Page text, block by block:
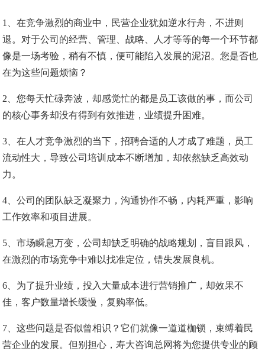
1、在竞争激烈的商业中，民营企业犹如逆水行舟，不进则
退。对于公司的经营、管理、战略、人才等等的每一个环节都
像是一场考验，稍有不慎，便可能陷入发展的泥沼。您是否也
在为这些问题烦恼？
2、您每天忙碌奔波，却感觉忙的都是员工该做的事，而公司
的核心事务却没有得到有效推进，业绩提升困难。
3、在人才竞争激烈的当下，招聘合适的人才成了难题，员工
流动性大，导致公司培训成本不断增加，却依然缺乏高效动
力。
4、公司的团队缺乏凝聚力，沟通协作不畅，内耗严重，影响
工作效率和项目进展。
5、市场瞬息万变，公司却缺乏明确的战略规划，盲目跟风，
在激烈的市场竞争中难以找准定位，错失发展良机。
6、为了提升业绩，投入大量成本进行营销推广，却效果不
佳，客户数量增长缓慢，复购率低。
7、这些问题是否似曾相识？它们就像一道道枷锁，束缚着民
营企业的发展。但别担心，寿大咨询总网将为您提供专业的顾